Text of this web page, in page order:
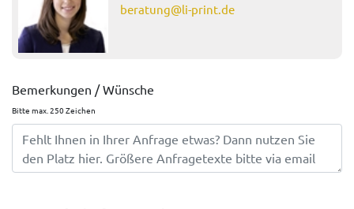
beratung@li-print.de
Bemerkungen / Wünsche
Bitte max. 250 Zeichen